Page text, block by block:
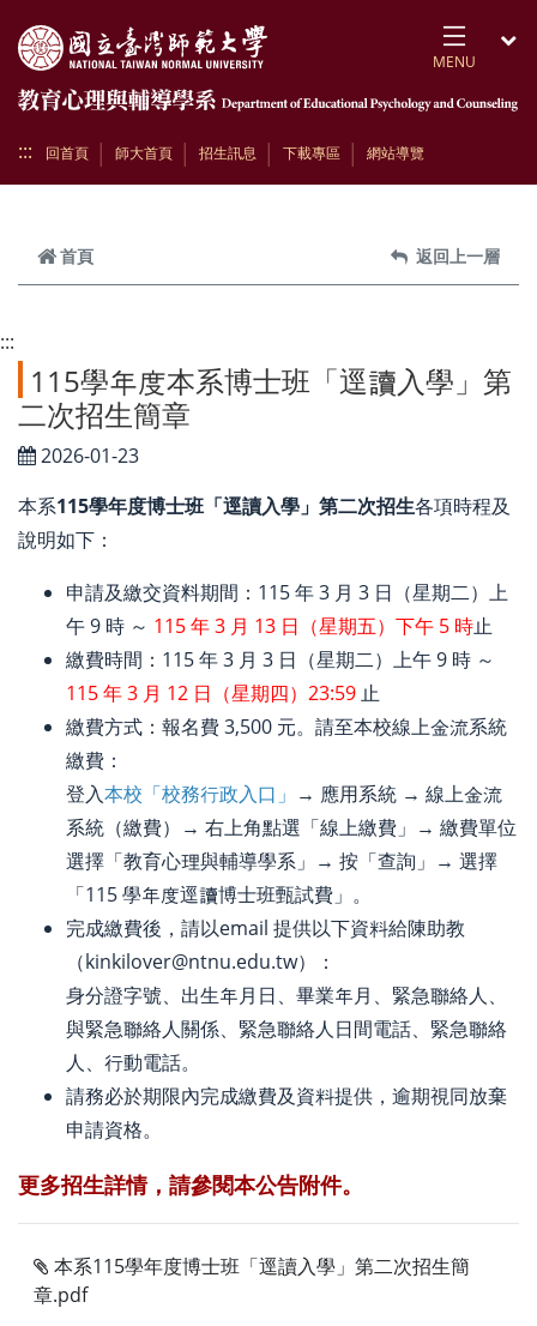
MENU
::: 回首頁 師大首頁 招生訊息 下載專區 網站導覽
首頁 返回上一層
:::
115學年度本系博士班「逕讀入學」第
二次招生簡章
2026-01-23
本系115學年度博士班「逕讀入學」第二次招生各項時程及
說明如下：
申請及繳交資料期間：115 年 3 月 3 日（星期二）上
午 9 時 ～ 115 年 3 月 13 日（星期五）下午 5 時止
繳費時間：115 年 3 月 3 日（星期二）上午 9 時 ～
115 年 3 月 12 日（星期四）23:59止
繳費方式：報名費 3,500 元。請至本校線上金流系統
繳費：
登入本校「校務行政入口」 → 應用系統 → 線上金流
系統（繳費）→ 右上角點選「線上繳費」→ 繳費單位
選擇「教育心理與輔導學系」→ 按「查詢」→ 選擇
「115 學年度逕讀博士班甄試費」。
完成繳費後，請以email 提供以下資料給陳助教
（kinkilover@ntnu.edu.tw）：
身分證字號、出生年月日、畢業年月、緊急聯絡人、
與緊急聯絡人關係、緊急聯絡人日間電話、緊急聯絡
人、行動電話。
請務必於期限內完成繳費及資料提供，逾期視同放棄
申請資格。
更多招生詳情，請參閱本公告附件。
本系115學年度博士班「逕讀入學」第二次招生簡
章.pdf